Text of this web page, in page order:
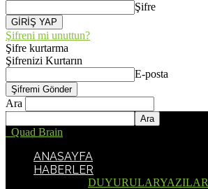
Şifre
Şifreni mi unuttun?
Şifre kurtarma
Şifrenizi Kurtarın
E-posta
Ara
Quad Brain
ANASAYFA
HABERLER
DUYURULARYAZILAR